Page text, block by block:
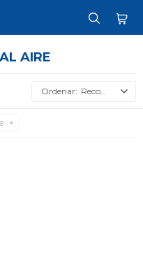
AIRE
Recomendados